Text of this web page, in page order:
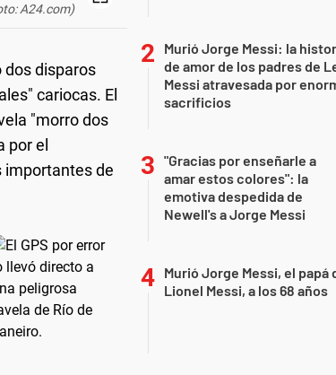
A24.com)
dos disparos
cariocas. El
"morro dos
por el
importantes de
Murió Jorge Messi: la
de amor de los padres de
Messi atravesada por
sacrificios
"Gracias por enseñarle a
amar estos colores": la
emotiva despedida de
Newell's a Jorge Messi
Murió Jorge Messi, el papá
Lionel Messi, a los 68 años